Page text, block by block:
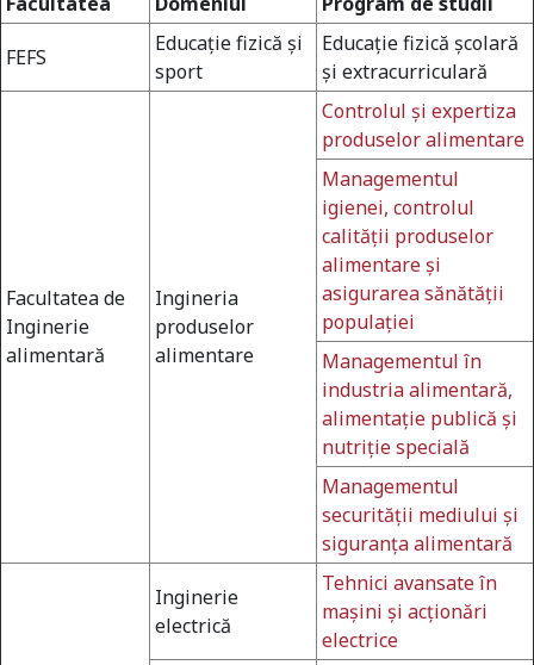
FEFS
Educaţie fizică şi
sport
Educaţie fizică şcolară
şi extracurriculară
Facultatea de
Inginerie
alimentară
Ingineria
produselor
alimentare
Controlul şi expertiza
produselor alimentare
Managementul
igienei, controlul
calităţii produselor
alimentare şi
asigurarea sănătăţii
populaţiei
Managementul în
industria alimentară,
alimentaţie publică şi
nutriţie specială
Managementul
securităţii mediului şi
siguranţa alimentară
Inginerie
electrică
Tehnici avansate în
maşini şi acţionări
electrice